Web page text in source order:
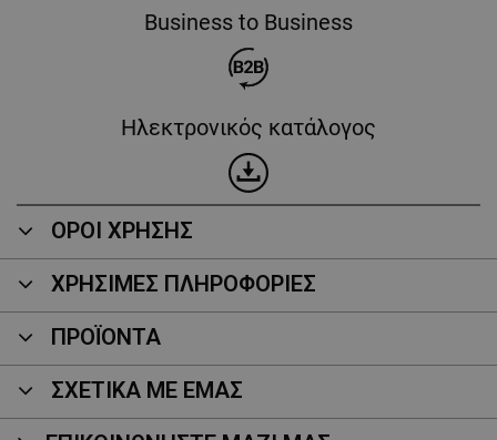
Business to Business
Ηλεκτρονικός κατάλογος
ΟΡΟΙ ΧΡΗΣΗΣ
ΧΡΗΣΙΜΕΣ ΠΛΗΡΟΦΟΡΙΕΣ
ΠΡΟΪΌΝΤΑ
ΣΧΕΤΙΚΑ ΜΕ ΕΜΑΣ